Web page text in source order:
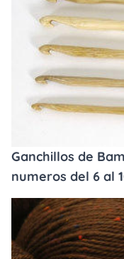
Ganchillos de
numeros del 6 al